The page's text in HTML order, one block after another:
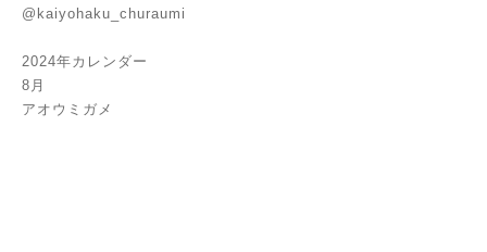
@kaiyohaku_churaumi
2024年カレンダー
8月
アオウミガメ